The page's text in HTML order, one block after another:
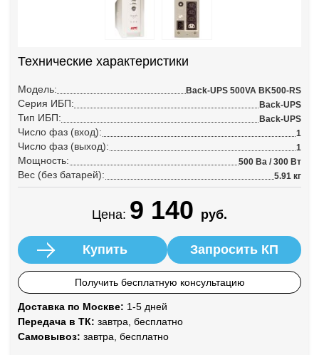
Технические характеристики
Модель: Back-UPS 500VA BK500-RS
Серия ИБП: Back-UPS
Тип ИБП: Back-UPS
Число фаз (вход): 1
Число фаз (выход): 1
Мощность: 500 Ва / 300 Вт
Вес (без батарей): 5.91 кг
Цена: 9 140 руб.
Купить Запросить КП
Получить бесплатную консультацию
Доставка по Москве: 1-5 дней
Передача в ТК: завтра, бесплатно
Самовывоз: завтра, бесплатно